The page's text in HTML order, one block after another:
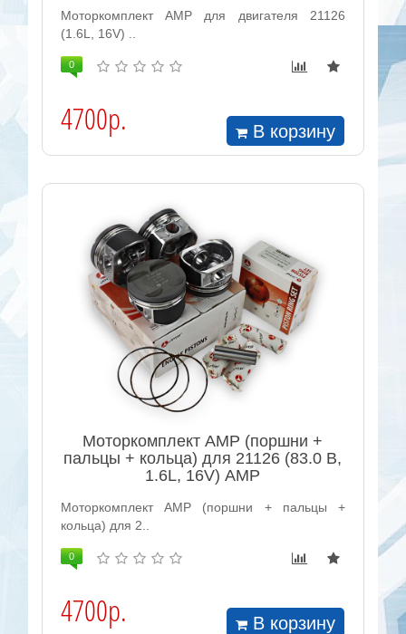
Моторкомплект AMP для двигателя 21126
(1.6L, 16V) ..
0
4700р. В корзину
Моторкомплект AMP (поршни +
пальцы + кольца) для 21126 (83.0 В,
1.6L, 16V) AMP
Моторкомплект AMP (поршни + пальцы +
кольца) для 2..
0
4700р. В корзину